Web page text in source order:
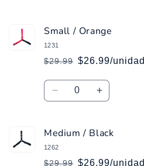
Small
/
Brown
Small
Brown
Small / Orange
1231
Precio
habitual
$29.99
Precio
de
oferta
$26.99/unidad
Cantidad
Reducir
Small
/
Orange
Aumentar
Small
Orange
Medium / Black
1262
$29.99 $26.99/unidad